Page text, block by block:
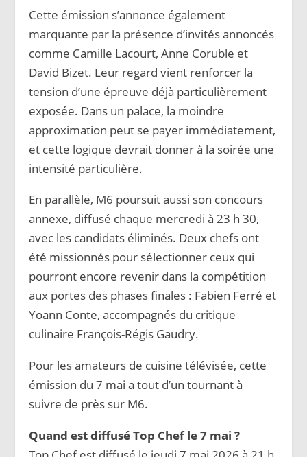
Cette émission s’annonce également
marquante par la présence d’invités annoncés
comme Camille Lacourt, Anne Coruble et
David Bizet. Leur regard vient renforcer la
tension d’une épreuve déjà particulièrement
exposée. Dans un palace, la moindre
approximation peut se payer immédiatement,
et cette logique devrait donner à la soirée une
intensité particulière.
En parallèle, M6 poursuit aussi son concours
annexe, diffusé chaque mercredi à 23 h 30,
avec les candidats éliminés. Deux chefs ont
été missionnés pour sélectionner ceux qui
pourront encore revenir dans la compétition
aux portes des phases finales : Fabien Ferré et
Yoann Conte, accompagnés du critique
culinaire François-Régis Gaudry.
Pour les amateurs de cuisine télévisée, cette
émission du 7 mai a tout d’un tournant à
suivre de près sur M6.
Quand est diffusé Top Chef le 7 mai ?